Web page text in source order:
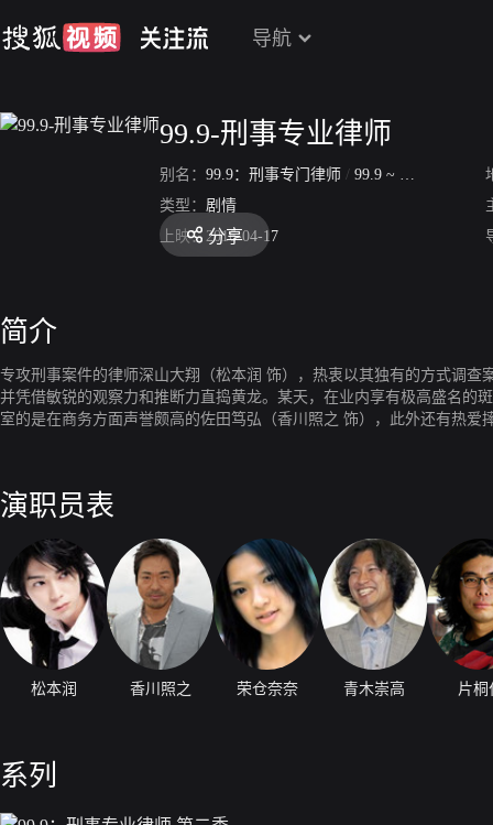
导航
99.9-刑事专业律师
别名： 99.9：刑事专门律师 / 99.9 ~ Keiji Senmon Bengoshi
类型： 剧情
上映： 2016-04-17
分享
简介
专攻刑事案件的律师深山大翔（松本润 饰），热衷以其独有的方式调
并凭借敏锐的观察力和推断力直捣黄龙。某天，在业内享有极高盛名的
室的是在商务方面声誉颇高的佐田笃弘（香川照之 饰），此外还有热
演职员表
松本润 香川照之 荣仓奈奈 青木崇高 片桐
系列